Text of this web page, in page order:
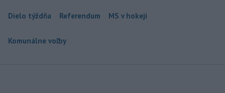
Dielo týždňa Referendum MS v hokeji
Komunálne voľby